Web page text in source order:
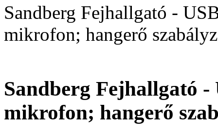
Sandberg Fejhallgató -
mikrofon; hangerő
Sandberg Fejhallgató -
mikrofon; hangerő